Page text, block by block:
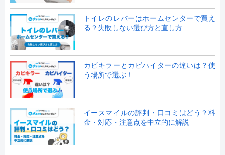
トイレのレバーはホームセンターで買え
る？失敗しない選び方と直し方
カビキラーとカビハイターの違いは？使
う場所で選ぶ！
イースマイルの評判・口コミはどう？料
金・対応・注意点を中立的に解説